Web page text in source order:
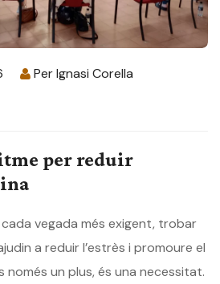
PerIgnasi Corella
per reduir
vegada més exigent, trobar
a reduir l’estrès i promoure el
un plus, és una necessitat.